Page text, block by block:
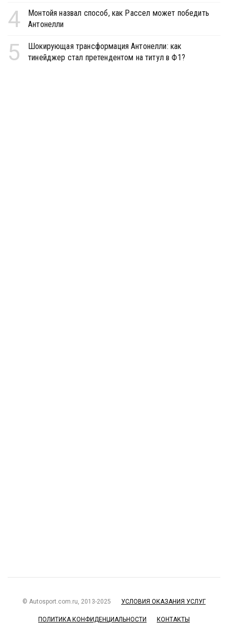
4
Монтойя назвал способ, как Рассел может победить
Антонелли
5
Шокирующая трансформация Антонелли: как
тинейджер стал претендентом на титул в Ф1?
© Autosport.com.ru, 2013-2025 УСЛОВИЯ ОКАЗАНИЯ УСЛУГ
ПОЛИТИКА КОНФИДЕНЦИАЛЬНОСТИ КОНТАКТЫ